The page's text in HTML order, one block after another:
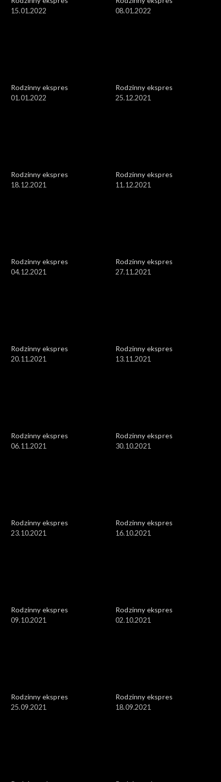
15.01.2022
08.01.2022
Rodzinny ekspres
01.01.2022
Rodzinny ekspres
25.12.2021
Rodzinny ekspres
18.12.2021
Rodzinny ekspres
11.12.2021
Rodzinny ekspres
04.12.2021
Rodzinny ekspres
27.11.2021
Rodzinny ekspres
20.11.2021
Rodzinny ekspres
13.11.2021
Rodzinny ekspres
06.11.2021
Rodzinny ekspres
30.10.2021
Rodzinny ekspres
23.10.2021
Rodzinny ekspres
16.10.2021
Rodzinny ekspres
09.10.2021
Rodzinny ekspres
02.10.2021
Rodzinny ekspres
25.09.2021
Rodzinny ekspres
18.09.2021